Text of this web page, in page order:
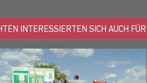
INTERESSIERTEN SICH AUCH